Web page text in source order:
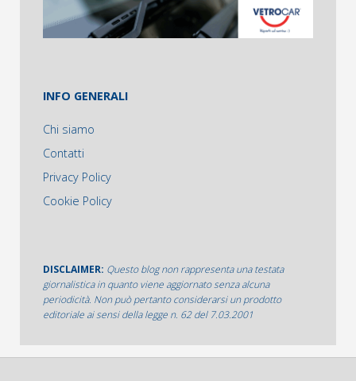
INFO GENERALI
Chi siamo
Contatti
Privacy Policy
Cookie Policy
DISCLAIMER: Questo blog non rappresenta una testata
giornalistica in quanto viene aggiornato senza alcuna
periodicità. Non può pertanto considerarsi un prodotto
editoriale ai sensi della legge n. 62 del 7.03.2001